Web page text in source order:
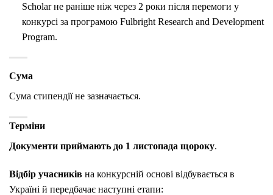
Scholar не раніше ніж через 2 роки після перемоги у
конкурсі за програмою Fulbright Research and Development
Program.
Сума
Сума стипендії не зазначається.
Терміни
Документи приймають до 1 листопада щороку.
Відбір учасників на конкурсній основі відбувається в
Україні й передбачає наступні етапи: